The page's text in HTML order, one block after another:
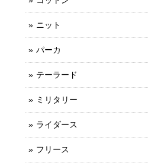
ニット
パーカ
テーラード
ミリタリー
ライダース
フリース